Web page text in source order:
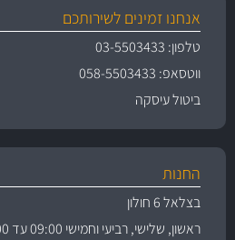
אנחנו זמינים לשירותכם
טלפון: 03-5503433
ווטסאפ: 058-5503433
ביטול עיסקה
החנות
בצלאל 6 חולון
ראשון, שלישי, רביעי וחמישי 09:00 עד 18:00